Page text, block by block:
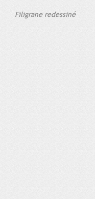
Filigrane redessiné